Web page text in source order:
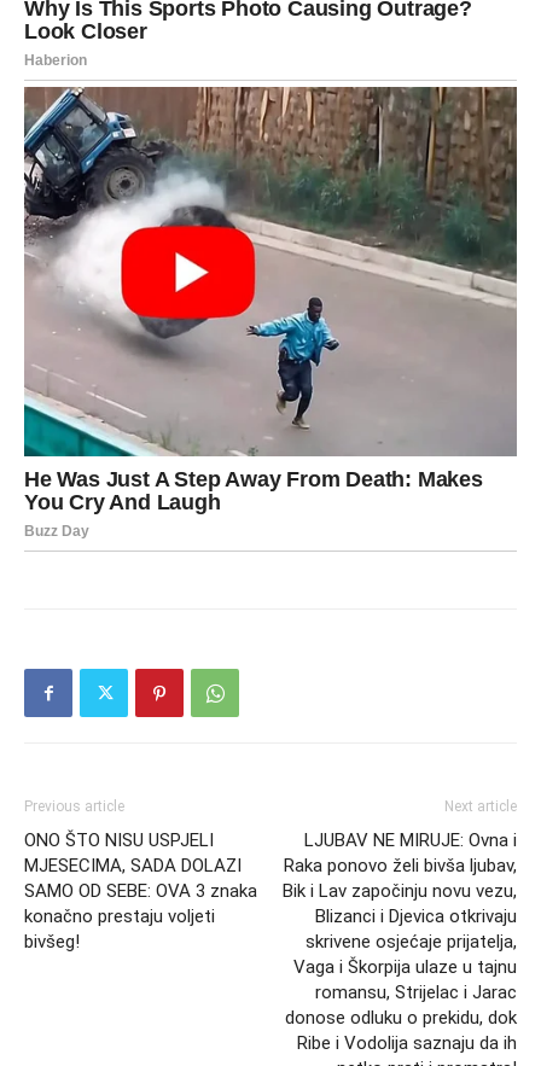
Previous article
ONO ŠTO NISU USPJELI
MJESECIMA, SADA DOLAZI
SAMO OD SEBE: OVA 3 znaka
konačno prestaju voljeti
bivšeg!
Next article
LJUBAV NE MIRUJE: Ovna i
Raka ponovo želi bivša ljubav,
Bik i Lav započinju novu vezu,
Blizanci i Djevica otkrivaju
skrivene osjećaje prijatelja,
Vaga i Škorpija ulaze u tajnu
romansu, Strijelac i Jarac
donose odluku o prekidu, dok
Ribe i Vodolija saznaju da ih